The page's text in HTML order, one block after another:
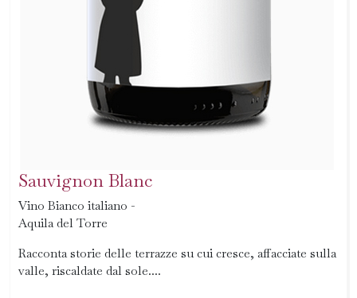
Sauvignon Blanc
Vino Bianco italiano -
Aquila del Torre
Racconta storie delle terrazze su cui cresce, affacciate sulla
valle, riscaldate dal sole....